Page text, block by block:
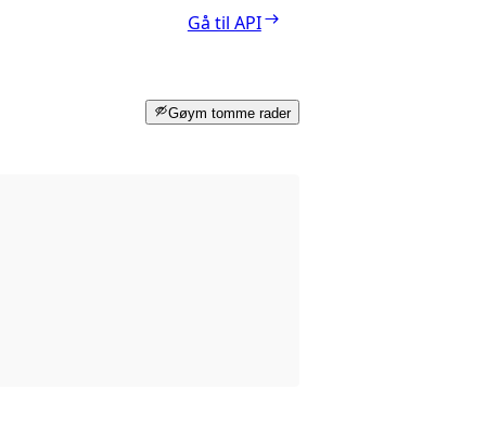
Gå til API
Gøym tomme rader